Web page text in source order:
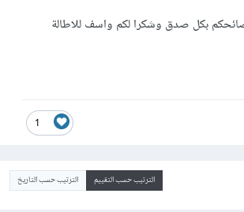
بكل صدق وشكرا لكم واسف للاطالة
1
الترتيب حسب التقييم الترتيب حسب التاريخ